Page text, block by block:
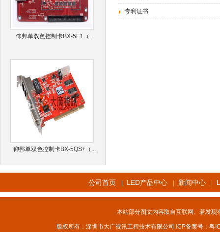
仰邦单双色控制卡BX-5E1（...
仰邦单双色控制卡BX-5QS+（...
专利证书
公司首页 LED产品中心 新闻中心
本站部分图文内容取自互联网。若发
版权所有：深圳市大广视讯工程技术有限公司 ICP备案号： 粤